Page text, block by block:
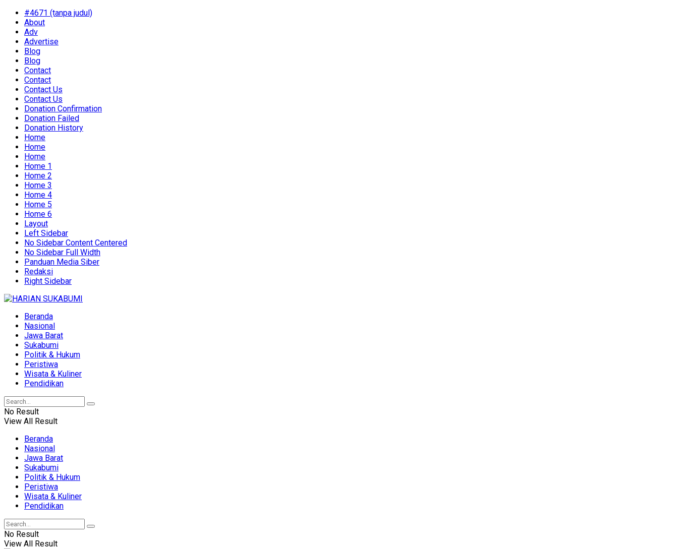
#4671 (tanpa judul)
About
Adv
Advertise
Blog
Blog
Contact
Contact
Contact Us
Contact Us
Donation Confirmation
Donation Failed
Donation History
Home
Home
Home
Home 1
Home 2
Home 3
Home 4
Home 5
Home 6
Layout
Left Sidebar
No Sidebar Content Centered
No Sidebar Full Width
Panduan Media Siber
Redaksi
Right Sidebar
Beranda
Nasional
Jawa Barat
Sukabumi
Politik & Hukum
Peristiwa
Wisata & Kuliner
Pendidikan
No Result
View All Result
Beranda
Nasional
Jawa Barat
Sukabumi
Politik & Hukum
Peristiwa
Wisata & Kuliner
Pendidikan
No Result
View All Result